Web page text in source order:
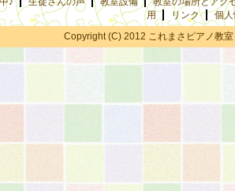
用
リンク
個
Copyright (C) 2012 これまさピアノ教